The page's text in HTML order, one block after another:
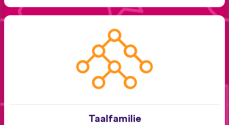
Taalfamilie